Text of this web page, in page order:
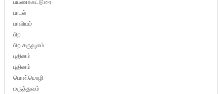
பாடல்
பாவியம்
பிற
பிற கருவூலம்
புதினம்
புதினம்
பொன்மொழி
மருத்துவம்